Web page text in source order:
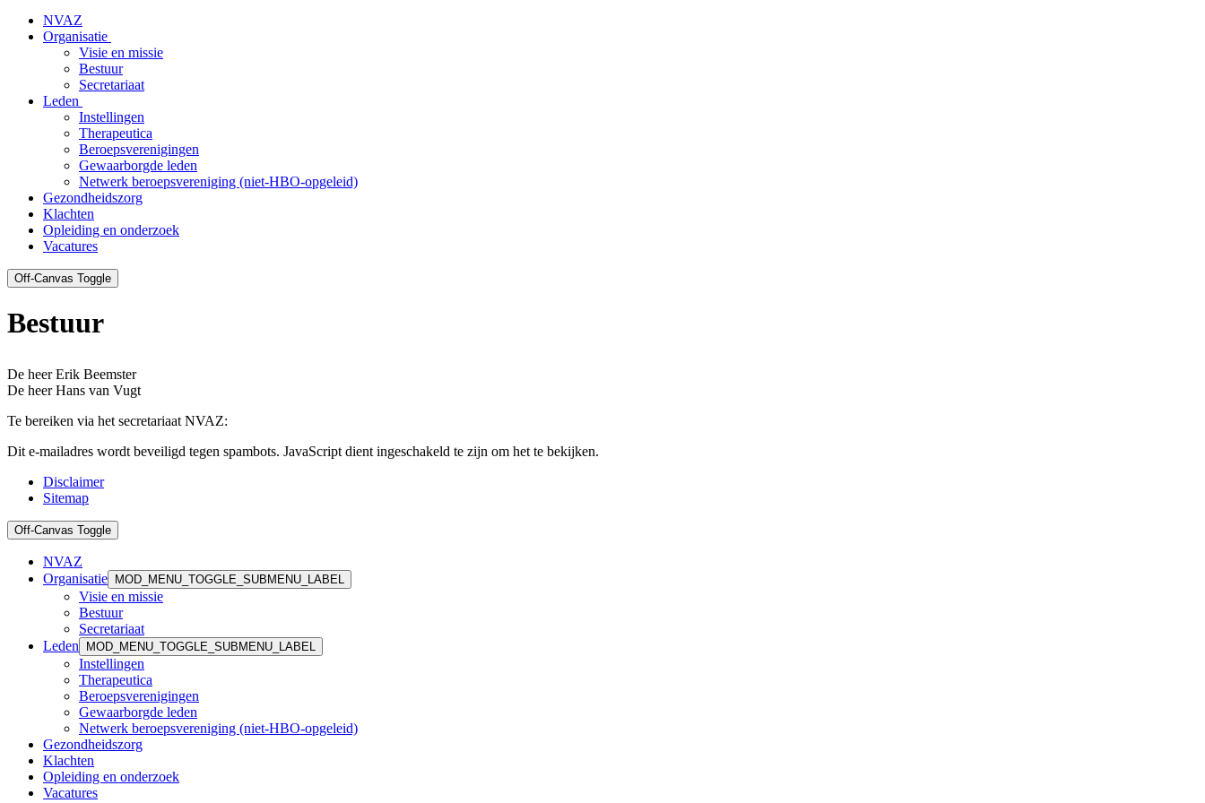
NVAZ
Organisatie
Visie en missie
Bestuur
Secretariaat
Leden
Instellingen
Therapeutica
Beroepsverenigingen
Gewaarborgde leden
Netwerk beroepsvereniging (niet-HBO-opgeleid)
Gezondheidszorg
Klachten
Opleiding en onderzoek
Vacatures
Off-Canvas Toggle
Bestuur
De heer Erik Beemster
De heer Hans van Vugt
Te bereiken via het secretariaat NVAZ:
Dit e-mailadres wordt beveiligd tegen spambots. JavaScript dient ingeschakeld te zijn om het te bekijken.
Disclaimer
Sitemap
Off-Canvas Toggle
NVAZ
Organisatie
MOD_MENU_TOGGLE_SUBMENU_LABEL
Visie en missie
Bestuur
Secretariaat
Leden
MOD_MENU_TOGGLE_SUBMENU_LABEL
Instellingen
Therapeutica
Beroepsverenigingen
Gewaarborgde leden
Netwerk beroepsvereniging (niet-HBO-opgeleid)
Gezondheidszorg
Klachten
Opleiding en onderzoek
Vacatures